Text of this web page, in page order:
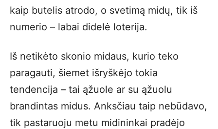
kaip butelis atrodo, o svetimą midų, tik iš
numerio – labai didelė loterija.
Iš netikėto skonio midaus, kurio teko
paragauti, šiemet išryškėjo tokia
tendencija – tai ąžuole ar su ąžuolu
brandintas midus. Anksčiau taip nebūdavo,
tik pastaruoju metu midininkai pradėjo